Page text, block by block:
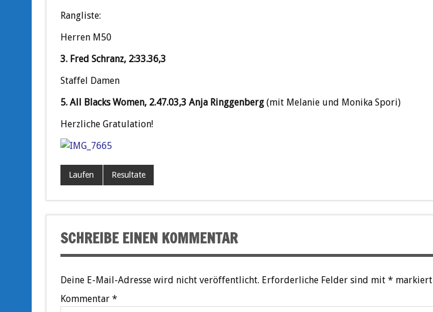
Rangliste:
Herren M50
3. Fred Schranz, 2:33.36,3
Staffel Damen
5. All Blacks Women, 2.47.03,3 Anja Ringgenberg(mit Melanie und Monika Spori)
Herzliche Gratulation!
Laufen Resultate
SCHREIBE EINEN KOMMENTAR
Deine E-Mail-Adresse wird nicht veröffentlicht. Erforderliche Felder sind mit * markiert
Kommentar *